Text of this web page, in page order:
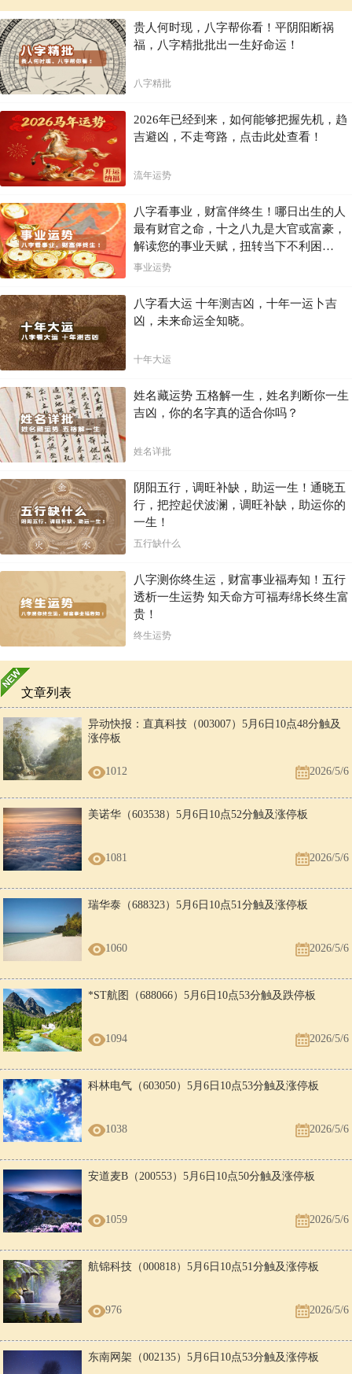
贵人何时现，八字帮你看！平阴阳断祸
福，八字精批批出一生好命运！
八字精批
2026年已经到来，如何能够把握先机，趋
吉避凶，不走弯路，点击此处查看！
流年运势
八字看事业，财富伴终生！哪日出生的人
最有财官之命，十之八九是大官或富豪，
解读您的事业天赋，扭转当下不利困
局！！
事业运势
八字看大运 十年测吉凶，十年一运卜吉
凶，未来命运全知晓。
十年大运
姓名藏运势 五格解一生，姓名判断你一生
吉凶，你的名字真的适合你吗？
姓名详批
阴阳五行，调旺补缺，助运一生！通晓五
行，把控起伏波澜，调旺补缺，助运你的
一生！
五行缺什么
八字测你终生运，财富事业福寿知！五行
透析一生运势 知天命方可福寿绵长终生富
贵！
终生运势
文章列表
异动快报：直真科技（003007）5月6日10点48分触及
涨停板
1012 2026/5/6
美诺华（603538）5月6日10点52分触及涨停板
1081 2026/5/6
瑞华泰（688323）5月6日10点51分触及涨停板
1060 2026/5/6
*ST航图（688066）5月6日10点53分触及跌停板
1094 2026/5/6
科林电气（603050）5月6日10点53分触及涨停板
1038 2026/5/6
安道麦B（200553）5月6日10点50分触及涨停板
1059 2026/5/6
航锦科技（000818）5月6日10点51分触及涨停板
976 2026/5/6
东南网架（002135）5月6日10点53分触及涨停板